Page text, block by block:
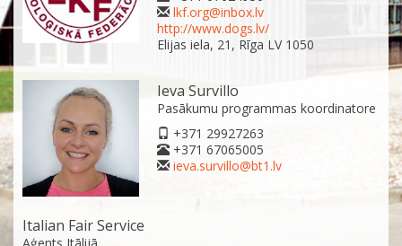
lkf.org@inbox.lv
http://www.dogs.lv/
Elijas iela, 21, Rīga LV 1050
Ieva Survillo
Pasākumu programmas koordinatore
+371 29927263
+371 67065005
ieva.survillo@bt1.lv
Italian Fair Service